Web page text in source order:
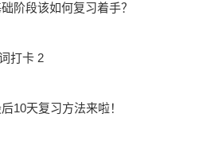
阶段该如何复习着手？
打卡 2
10天复习方法来啦！